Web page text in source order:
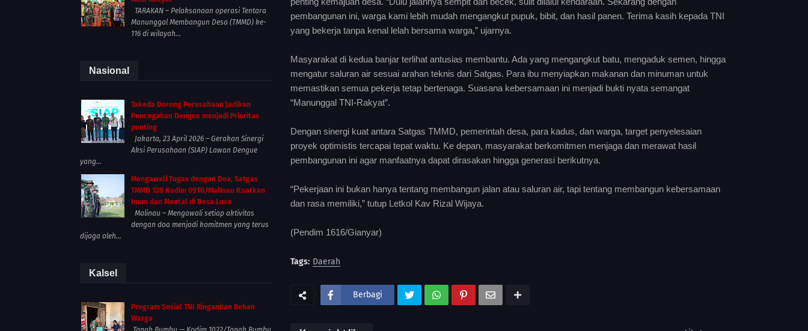
pembangunan ini, warga kami lebih mudah mengangkut pupuk, bibit, dan hasil panen. Terima kasih kepada TNI
yang bekerja tanpa kenal lelah bersama warga,” ujarnya.
Masyarakat di kedua banjar terlihat antusias membantu. Ada yang mengangkut batu, mengaduk semen, hingga
mengatur saluran air sesuai arahan teknis dari Satgas. Para ibu menyiapkan makanan dan minuman untuk
memastikan semua pekerja tetap bertenaga. Suasana kebersamaan ini menjadi bukti nyata semangat
“Manunggal TNI-Rakyat”.
Dengan sinergi kuat antara Satgas TMMD, pemerintah desa, para kadus, dan warga, target penyelesaian
proyek optimistis tercapai tepat waktu. Ke depan, masyarakat berkomitmen menjaga dan merawat hasil
pembangunan ini agar manfaatnya dapat dirasakan hingga generasi berikutnya.
“Pekerjaan ini bukan hanya tentang membangun jalan atau saluran air, tapi tentang membangun kebersamaan
dan rasa memiliki,” tutup Letkol Kav Rizal Wijaya.
(Pendim 1616/Gianyar)
Tags: Daerah
Berbagi
TARAKAN – Pelaksanaan operasi Tentara
Manunggal Membangun Desa (TMMD) ke-
116 di wilayah...
Nasional
Takeda Dorong Perusahaan Jadikan
Pencegahan Dengue menjadi Prioritas
penting
Jakarta, 23 April 2026 – Gerakan Sinergi
Aksi Perusahaan (SIAP) Lawan Dengue
yang...
Mengawali Tugas dengan Doa, Satgas
TMMD 128 Kodim 0910/Malinau Kuatkan
Iman dan Mental di Desa Luso
Malinau – Mengawali setiap aktivitas
dengan doa menjadi komitmen yang terus
dijaga oleh...
Kalsel
Program Sosial TNI Ringankan Beban
Warga